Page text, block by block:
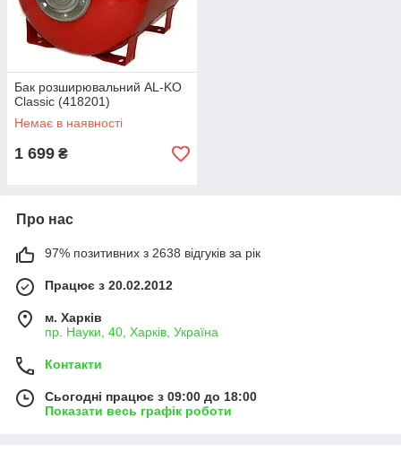
Бак розширювальний AL-KO
Classic (418201)
Немає в наявності
1 699 ₴
Про нас
97% позитивних з 2638 відгуків за рік
Працює з 20.02.2012
м. Харків
пр. Науки, 40, Харків, Україна
Контакти
Сьогодні працює з 09:00 до 18:00
Показати весь графік роботи